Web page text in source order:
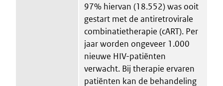
97% hiervan (18.552) was ooit
gestart met de antiretrovirale
combinatietherapie (cART). Per
jaar worden ongeveer 1.000
nieuwe HIV-patiënten
verwacht. Bij therapie ervaren
patiënten kan de behandeling